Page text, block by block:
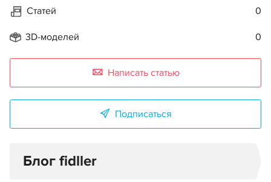
Статей 0
3D-моделей 0
Написать статью
Подписаться
Блог fidller